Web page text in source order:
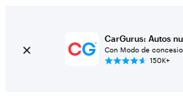
CarGurus: Autos
Con Modo de
150K+